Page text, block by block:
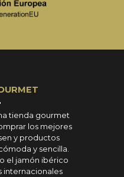
tienda gourmet
los mejores
y productos
y sencilla.
el jamón ibérico
internacionales